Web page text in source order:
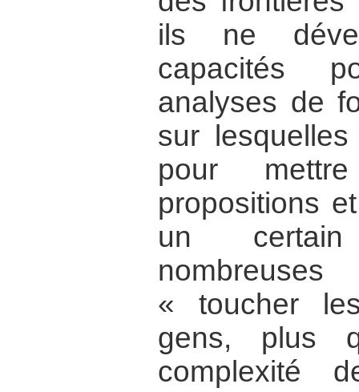
ils ne
capacités
analyses de
sur
pour
propositions
un
« toucher
gens, plus
complexité